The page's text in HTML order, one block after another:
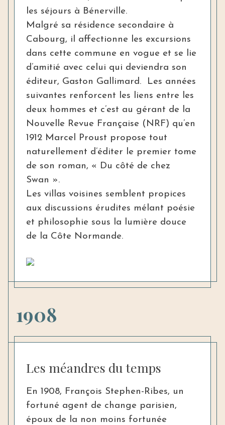
les séjours à Bénerville.
Malgré sa résidence secondaire à
Cabourg, il affectionne les excursions
dans cette commune en vogue et se lie
d’amitié avec celui qui deviendra son
éditeur, Gaston Gallimard. Les années
suivantes renforcent les liens entre les
deux hommes et c’est au gérant de la
Nouvelle Revue Française (NRF) qu’en
1912 Marcel Proust propose tout
naturellement d’éditer le premier tome
de son roman, « Du côté de chez
Swan ».
Les villas voisines semblent propices
aux discussions érudites mélant poésie
et philosophie sous la lumière douce
de la Côte Normande.
1908
Les méandres du temps
En 1908, François Stephen-Ribes, un
fortuné agent de change parisien,
époux de la non moins fortunée